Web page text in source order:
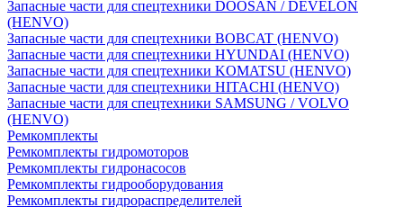
Запасные части для спецтехники DOOSAN / DEVELON
(HENVO)
Запасные части для спецтехники BOBCAT (HENVO)
Запасные части для спецтехники HYUNDAI (HENVO)
Запасные части для спецтехники KOMATSU (HENVO)
Запасные части для спецтехники HITACHI (HENVO)
Запасные части для спецтехники SAMSUNG / VOLVO
(HENVO)
Ремкомплекты
Ремкомплекты гидромоторов
Ремкомплекты гидронасосов
Ремкомплекты гидрооборудования
Ремкомплекты гидрораспределителей